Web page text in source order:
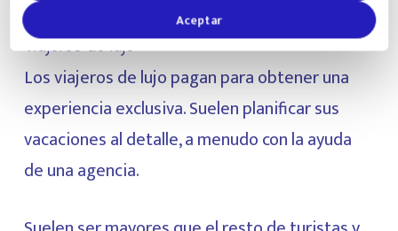
Viajeros de lujo
Los viajeros de lujo pagan para obtener una
experiencia exclusiva. Suelen planificar sus
vacaciones al detalle, a menudo con la ayuda
de una agencia.
Aceptar